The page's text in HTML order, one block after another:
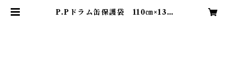
P.Pドラム缶保護袋 110㎝×130